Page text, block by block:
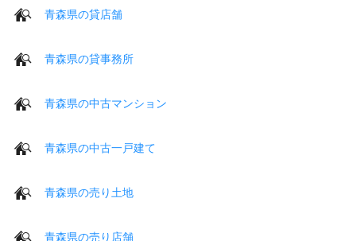
青森県の貸店舗
青森県の貸事務所
青森県の中古マンション
青森県の中古一戸建て
青森県の売り土地
青森県の売り店舗